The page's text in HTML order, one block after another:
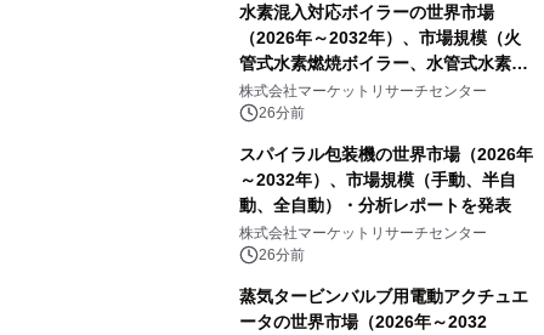
水素混入対応ボイラーの世界市場
（2026年～2032年）、市場規模（火
管式水素燃焼ボイラー、水管式水素燃
焼ボイラー、その他）・分析レポート
を発表
株式会社マーケットリサーチセンター
26分前
スパイラル包装機の世界市場（2026年
～2032年）、市場規模（手動、半自
動、全自動）・分析レポートを発表
株式会社マーケットリサーチセンター
26分前
蒸気タービンバルブ用電動アクチュエ
ータの世界市場（2026年～2032